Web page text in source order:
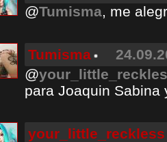
@Tumisma, me
Tumisma
@
para Joaquin Sabina
your_little_reckless